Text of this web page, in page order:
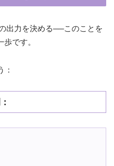
出力を決める──このことを
です。
：